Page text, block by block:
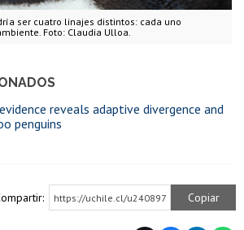
ser cuatro linajes distintos: cada uno
Foto: Claudia Ulloa.
reveals adaptive divergence and
penguins
https://uchile.cl/u240897 Copiar